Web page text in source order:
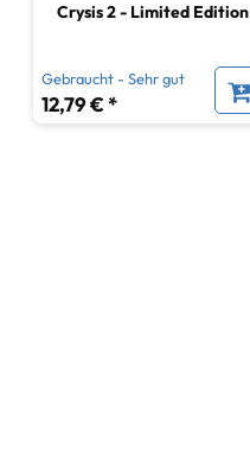
Spielesammlungen
Crysis 2 - Limited Edition
Gebraucht - Sehr gut
12,79 € *